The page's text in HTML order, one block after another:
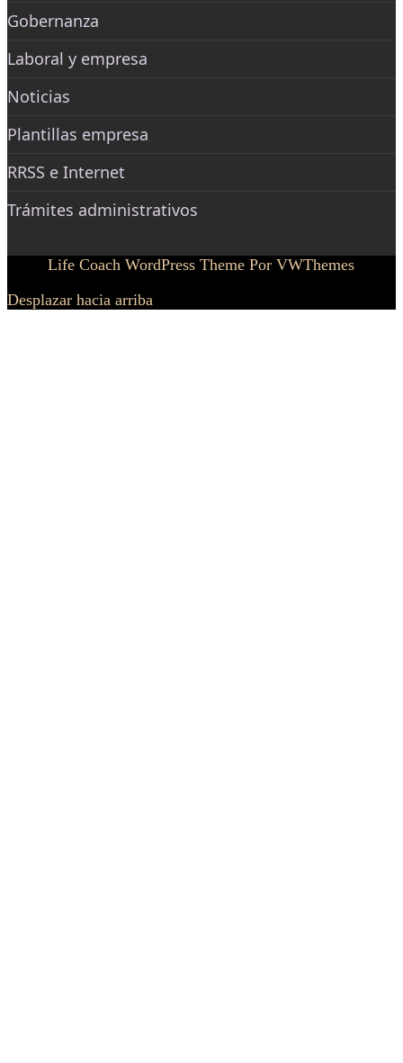
Gobernanza
Laboral y empresa
Noticias
Plantillas empresa
RRSS e Internet
Trámites administrativos
Life Coach WordPress Theme Por VWThemes
Desplazar hacia arriba